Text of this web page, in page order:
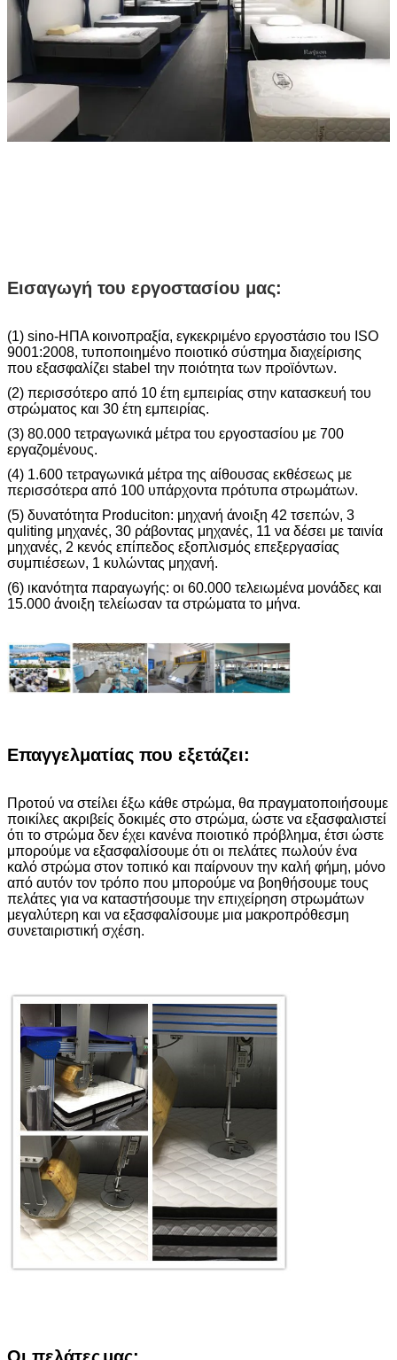
Εισαγωγή του εργοστασίου μας:
(1) sino-ΗΠΑ κοινοπραξία, εγκεκριμένο εργοστάσιο του ISO
9001:2008, τυποποιημένο ποιοτικό σύστημα διαχείρισης
που εξασφαλίζει stabel την ποιότητα των προϊόντων.
(2) περισσότερο από 10 έτη εμπειρίας στην κατασκευή του
στρώματος και 30 έτη εμπειρίας.
(3) 80.000 τετραγωνικά μέτρα του εργοστασίου με 700
εργαζομένους.
(4) 1.600 τετραγωνικά μέτρα της αίθουσας εκθέσεως με
περισσότερα από 100 υπάρχοντα πρότυπα στρωμάτων.
(5) δυνατότητα Produciton: μηχανή άνοιξη 42 τσεπών, 3
quliting μηχανές, 30 ράβοντας μηχανές, 11 να δέσει με ταινία
μηχανές, 2 κενός επίπεδος εξοπλισμός επεξεργασίας
συμπιέσεων, 1 κυλώντας μηχανή.
(6) ικανότητα παραγωγής: οι 60.000 τελειωμένα μονάδες και
15.000 άνοιξη τελείωσαν τα στρώματα το μήνα.
Επαγγελματίας που εξετάζει:
Προτού να στείλει έξω κάθε στρώμα, θα πραγματοποιήσουμε
ποικίλες ακριβείς δοκιμές στο στρώμα, ώστε να εξασφαλιστεί
ότι το στρώμα δεν έχει κανένα ποιοτικό πρόβλημα, έτσι ώστε
μπορούμε να εξασφαλίσουμε ότι οι πελάτες πωλούν ένα
καλό στρώμα στον τοπικό και παίρνουν την καλή φήμη, μόνο
από αυτόν τον τρόπο που μπορούμε να βοηθήσουμε τους
πελάτες για να καταστήσουμε την επιχείρηση στρωμάτων
μεγαλύτερη και να εξασφαλίσουμε μια μακροπρόθεσμη
συνεταιριστική σχέση.
Οι πελάτεςμας: